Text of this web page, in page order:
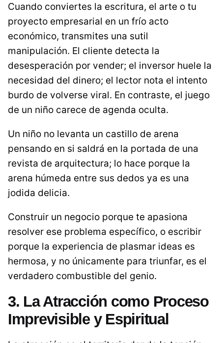
Cuando conviertes la escritura, el arte o tu
proyecto empresarial en un frío acto
económico, transmites una sutil
manipulación. El cliente detecta la
desesperación por vender; el inversor huele la
necesidad del dinero; el lector nota el intento
burdo de volverse viral. En contraste, el juego
de un niño carece de agenda oculta.
Un niño no levanta un castillo de arena
pensando en si saldrá en la portada de una
revista de arquitectura; lo hace porque la
arena húmeda entre sus dedos ya es una
jodida delicia.
Construir un negocio porque te apasiona
resolver ese problema específico, o escribir
porque la experiencia de plasmar ideas es
hermosa, y no únicamente para triunfar, es el
verdadero combustible del genio.
3. La Atracción como Proceso
Imprevisible y Espiritual